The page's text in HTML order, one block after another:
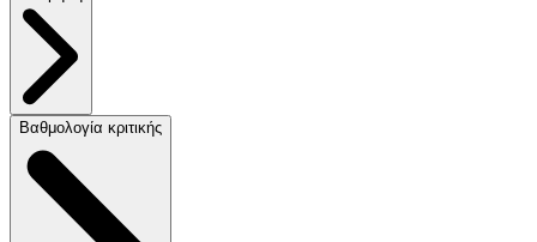
Βαθμολογία κριτικής